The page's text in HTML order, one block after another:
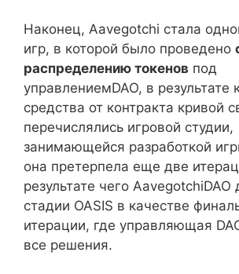
Наконец, Aavegotchi стала
игр, в которой было проведено
распределению токенов под
управлениемDAO, в результате
средства от контракта кривой
перечислялись игровой студии,
занимающейся разработкой
она претерпела еще две
результате чего AavegotchiDAO
стадии OASIS в качестве
итерации, где управляющая
все решения.